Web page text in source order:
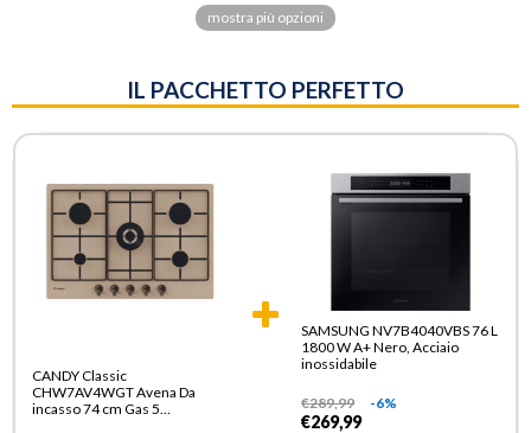
mostra più opzioni
IL PACCHETTO PERFETTO
CANDY Classic
CHW7AV4WGT Avena Da
incasso 74 cm Gas 5
SAMSUNG NV7B4040VBS 76 L
1800 W A+ Nero, Acciaio
inossidabile
€289,99 -6%
€269,99